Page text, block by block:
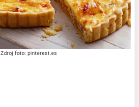
Zdroj foto: pinterest.es